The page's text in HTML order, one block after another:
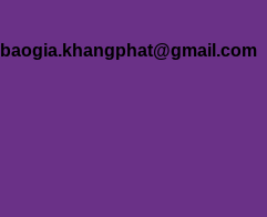
baogia.khangphat@gmail.com